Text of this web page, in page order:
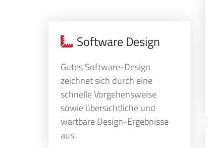
Software Design
Gutes Software-Design
zeichnet sich durch eine
schnelle Vorgehensweise
sowie übersichtliche und
wartbare Design-Ergebnisse
aus.